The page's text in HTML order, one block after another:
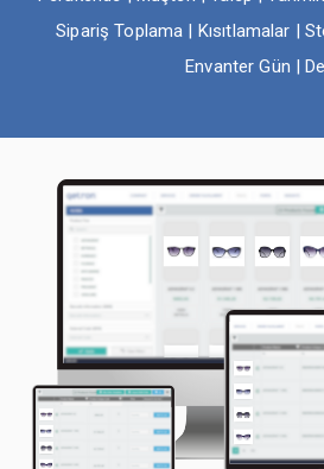
Sipariş Toplama | Kısıtlamalar |
Envanter Gün |